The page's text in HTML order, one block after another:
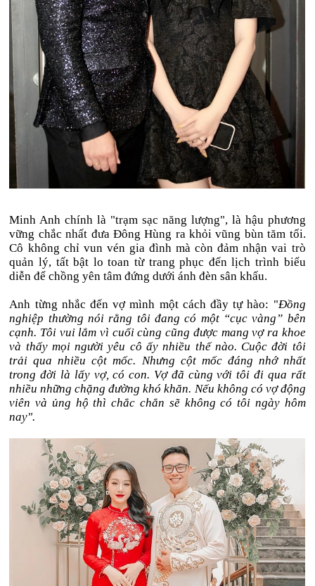
Minh Anh chính là "trạm sạc năng lượng", là hậu phương
vững chắc nhất đưa Đông Hùng ra khỏi vũng bùn tăm tối.
Cô không chỉ vun vén gia đình mà còn đảm nhận vai trò
quản lý, tất bật lo toan từ trang phục đến lịch trình biểu
diễn để chồng yên tâm đứng dưới ánh đèn sân khấu.
Anh từng nhắc đến vợ mình một cách đầy tự hào: "Đồng
nghiệp thường nói rằng tôi đang có một “cục vàng” bên
cạnh. Tôi vui lắm vì cuối cùng cũng được mang vợ ra khoe
và thấy mọi người yêu cô ấy nhiều thế nào. Cuộc đời tôi
trải qua nhiều cột mốc. Nhưng cột mốc đáng nhớ nhất
trong đời là lấy vợ, có con. Vợ đã cùng với tôi đi qua rất
nhiều những chặng đường khó khăn. Nếu không có vợ động
viên và ủng hộ thì chắc chắn sẽ không có tôi ngày hôm
nay".